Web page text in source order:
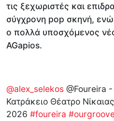
τις ξεχωριστές και
σύγχρονη pop σκηνή,
ο πολλά υποσχόμενος
AGapios.
@alex_selekos @Foureira
Κατράκειο Θέατρο
2026#foureira